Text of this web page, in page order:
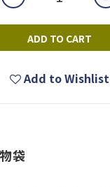
ADD TO CART
Add to Wishlist
袋